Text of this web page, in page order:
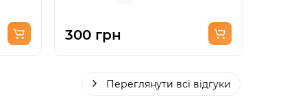
300 грн
Переглянути всі відгуки